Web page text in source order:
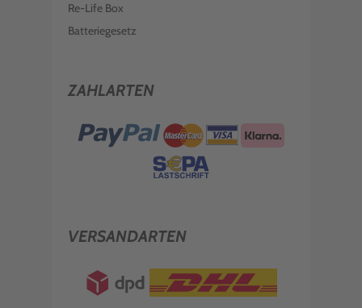
Re-Life Box
Batteriegesetz
ZAHLARTEN
VERSANDARTEN